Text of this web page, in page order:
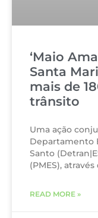
‘Maio
Santa
mais de
trânsito
Uma ação
Departamento
Santo
(PMES),
READ MORE »